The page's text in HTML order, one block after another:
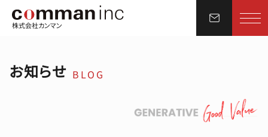
株式会社カンマン
お知らせ BLOG